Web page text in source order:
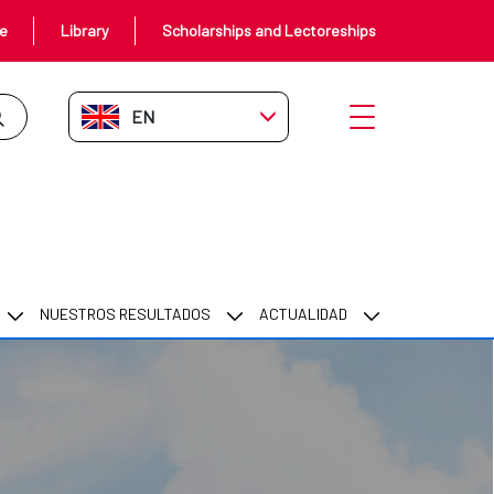
Library Scholarships and Lectoreships
EN-GB Open menu
NUESTROS RESULTADOS ACTUALIDAD